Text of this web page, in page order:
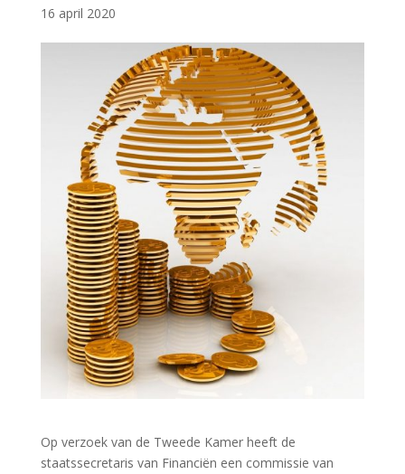
16 april 2020
Op verzoek van de Tweede Kamer heeft de
staatssecretaris van Financiën een commissie van